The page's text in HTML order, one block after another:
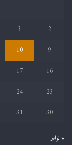
2
3
9
10
16
17
23
24
30
31
« نوفمبر